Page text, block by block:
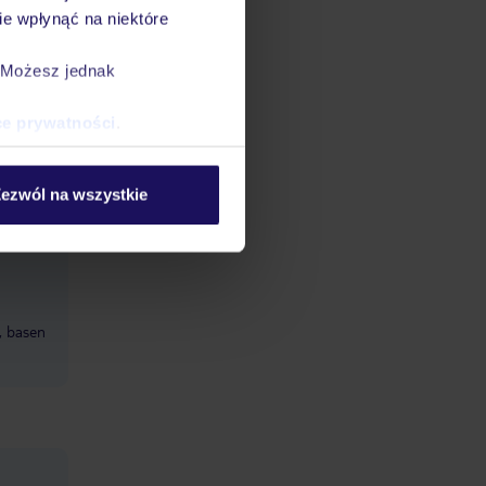
wpłynąć na niektóre
jednak
prywatności
na wszystkie
basen